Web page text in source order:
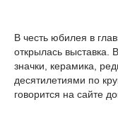
В честь юбилея в
открылась выставка.
значки, керамика,
десятилетиями по
говорится на сайте